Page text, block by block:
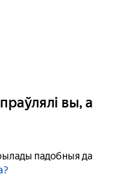
вы, а
падобныя да